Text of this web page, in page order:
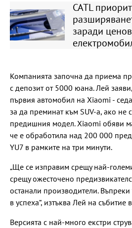
CATL
заради
Компанията започна да приема
с депозит от 5000 юана. Лей
първия автомобил на Xiaomi -
за да преминат към SUV-а, ако не
предишния модел. Xiaomi обяви
че е обработила над 200 000
YU7 в рамките на три минути.
„Ще се изправим срещу най-
срещу ожесточено
останали производители.
в успеха“, изтъква Лей на събитие
Версията с най-много екстри